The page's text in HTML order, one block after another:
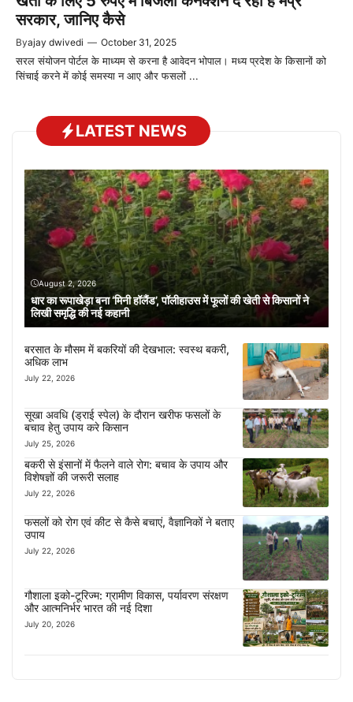
सरकार, जानिए कैसे
Byajay dwivedi — October 31, 2025
सरल संयोजन पोर्टल के माध्यम से करना है आवेदन भोपाल। मध्य प्रदेश के किसानों को
सिंचाई करने में कोई समस्या न आए और फसलों ...
LATEST NEWS
August 2, 2026
धार का रूपाखेड़ा बना ‘मिनी हॉलैंड’, पॉलीहाउस में फूलों की खेती से किसानों ने
लिखी समृद्धि की नई कहानी
बरसात के मौसम में बकरियों की देखभाल: स्वस्थ बकरी,
अधिक लाभ
July 22, 2026
सूखा अवधि (ड्राई स्पेल) के दौरान खरीफ फसलों के
बचाव हेतु उपाय करे किसान
July 25, 2026
बकरी से इंसानों में फैलने वाले रोग: बचाव के उपाय और
विशेषज्ञों की जरूरी सलाह
July 22, 2026
फसलों को रोग एवं कीट से कैसे बचाएं, वैज्ञानिकों ने बताए
उपाय
July 22, 2026
गौशाला इको-टूरिज्म: ग्रामीण विकास, पर्यावरण संरक्षण
और आत्मनिर्भर भारत की नई दिशा
July 20, 2026